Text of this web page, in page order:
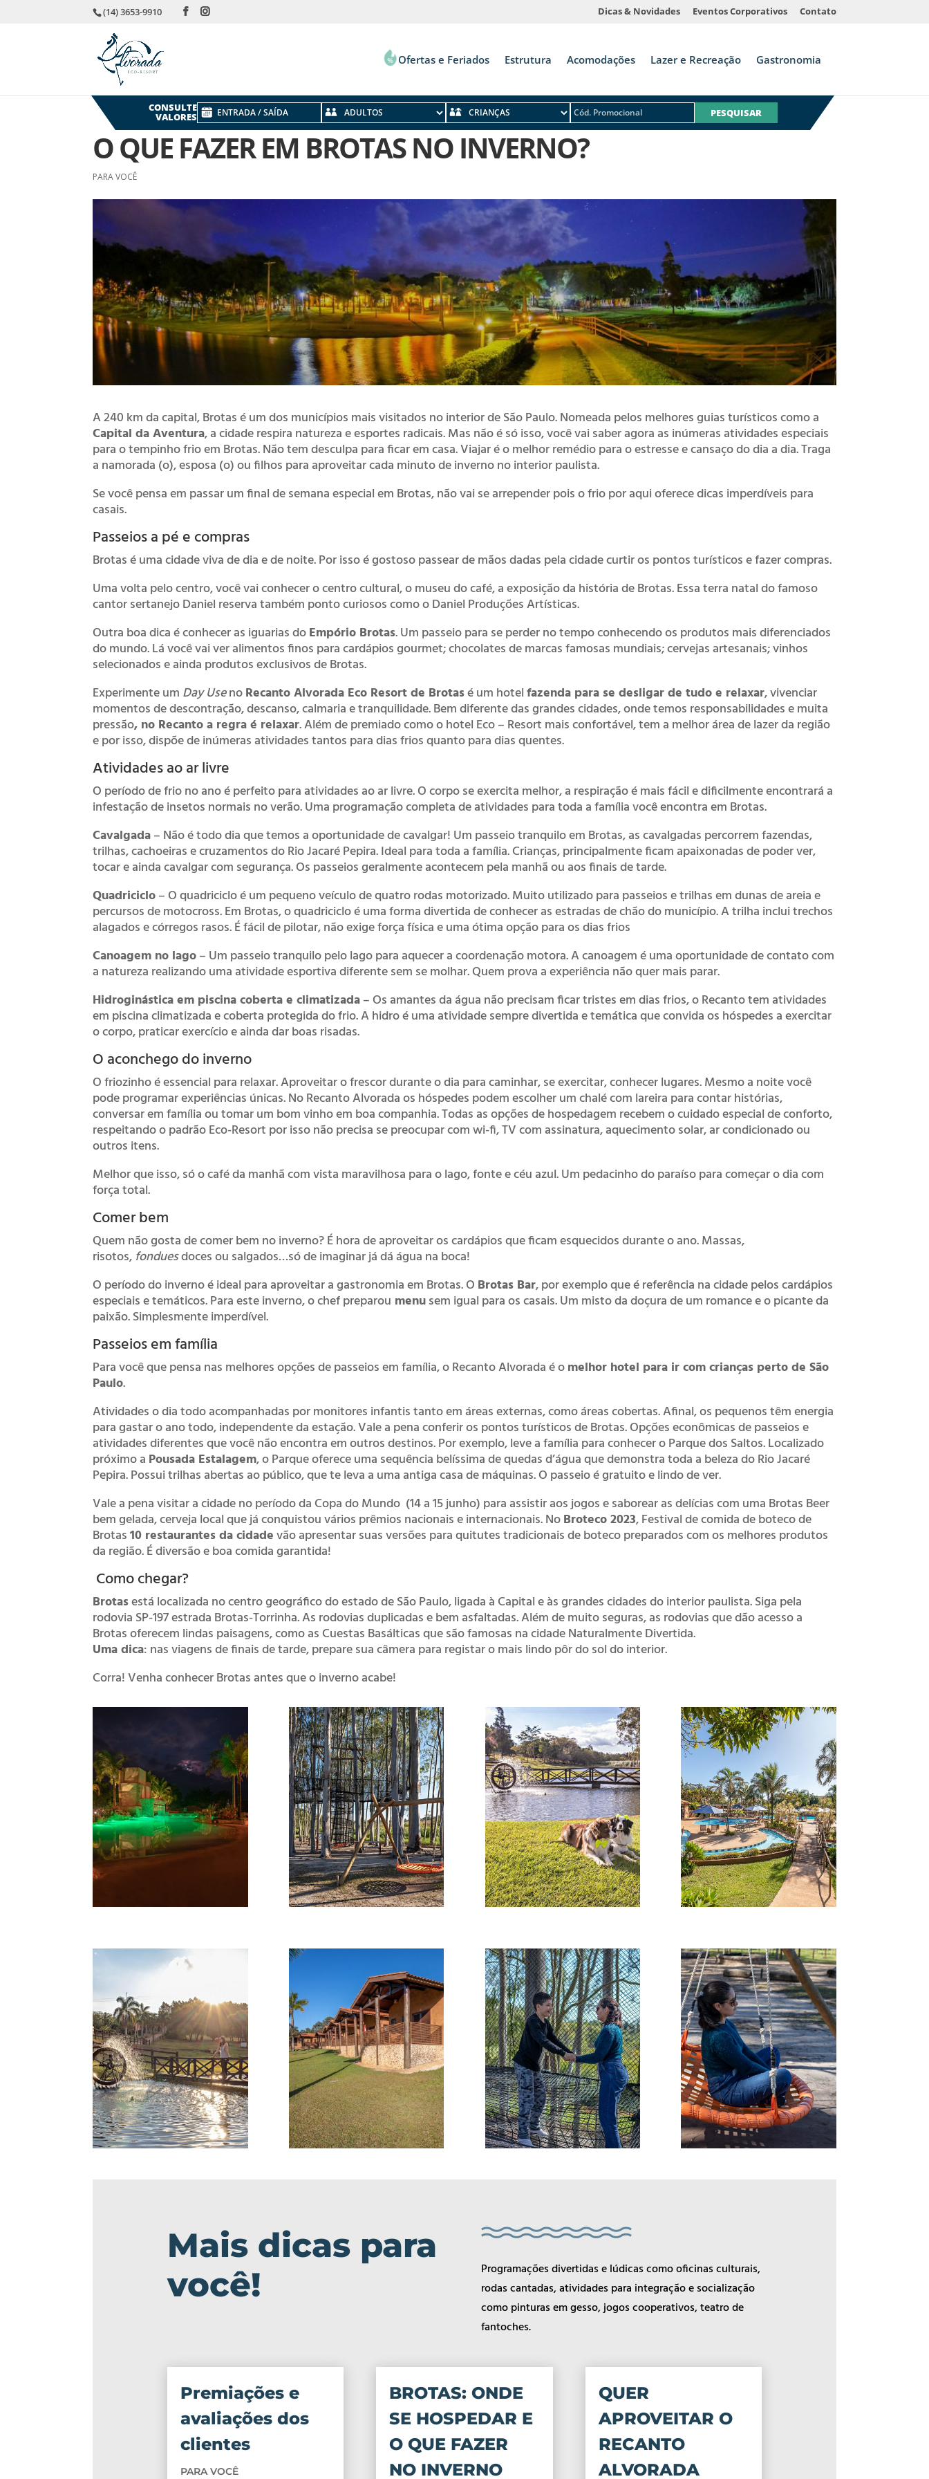
(14) 3653-9910 Dicas & Novidades Eventos Corporativos Contato
% Ofertas e Feriados Estrutura Acomodações Lazer e Recreação Gastronomia
CONSULTE
VALORES
O QUE FAZER EM BROTAS NO INVERNO?
PARA VOCÊ
A 240 km da capital, Brotas é um dos municípios mais visitados no interior de São Paulo. Nomeada pelos melhores guias turísticos como a
Capital da Aventura, a cidade respira natureza e esportes radicais. Mas não é só isso, você vai saber agora as inúmeras atividades especiais
para o tempinho frio em Brotas. Não tem desculpa para ficar em casa. Viajar é o melhor remédio para o estresse e cansaço do dia a dia. Traga
a namorada (o), esposa (o) ou filhos para aproveitar cada minuto de inverno no interior paulista.
Se você pensa em passar um final de semana especial em Brotas, não vai se arrepender pois o frio por aqui oferece dicas imperdíveis para
casais.
Passeios a pé e compras
Brotas é uma cidade viva de dia e de noite. Por isso é gostoso passear de mãos dadas pela cidade curtir os pontos turísticos e fazer compras.
Uma volta pelo centro, você vai conhecer o centro cultural, o museu do café, a exposição da história de Brotas. Essa terra natal do famoso
cantor sertanejo Daniel reserva também ponto curiosos como o Daniel Produções Artísticas.
Outra boa dica é conhecer as iguarias doEmpório Brotas. Um passeio para se perder no tempo conhecendo os produtos mais diferenciados
do mundo. Lá você vai ver alimentos finos para cardápios gourmet; chocolates de marcas famosas mundiais; cervejas artesanais; vinhos
selecionados e ainda produtos exclusivos de Brotas.
Experimente um Day UsenoRecanto Alvorada Eco Resort de Brotasé um hotelfazenda para se desligar de tudo e relaxar, vivenciar
momentos de descontração, descanso, calmaria e tranquilidade. Bem diferente das grandes cidades, onde temos responsabilidades e muita
pressão, no Recanto a regra é relaxar. Além de premiado como o hotel Eco – Resort mais confortável, tem a melhor área de lazer da região
e por isso, dispõe de inúmeras atividades tantos para dias frios quanto para dias quentes.
Atividades ao ar livre
O período de frio no ano é perfeito para atividades ao ar livre. O corpo se exercita melhor, a respiração é mais fácil e dificilmente encontrará a
infestação de insetos normais no verão. Uma programação completa de atividades para toda a família você encontra em Brotas.
Cavalgada– Não é todo dia que temos a oportunidade de cavalgar! Um passeio tranquilo em Brotas, as cavalgadas percorrem fazendas,
trilhas, cachoeiras e cruzamentos do Rio Jacaré Pepira. Ideal para toda a família. Crianças, principalmente ficam apaixonadas de poder ver,
tocar e ainda cavalgar com segurança. Os passeios geralmente acontecem pela manhã ou aos finais de tarde.
Quadriciclo– O quadriciclo é um pequeno veículo de quatro rodas motorizado. Muito utilizado para passeios e trilhas em dunas de areia e
percursos de motocross. Em Brotas, o quadriciclo é uma forma divertida de conhecer as estradas de chão do município. A trilha inclui trechos
alagados e córregos rasos. É fácil de pilotar, não exige força física e uma ótima opção para os dias frios
Canoagem no lago– Um passeio tranquilo pelo lago para aquecer a coordenação motora. A canoagem é uma oportunidade de contato com
a natureza realizando uma atividade esportiva diferente sem se molhar. Quem prova a experiência não quer mais parar.
Hidroginástica em piscina coberta e climatizada– Os amantes da água não precisam ficar tristes em dias frios, o Recanto tem atividades
em piscina climatizada e coberta protegida do frio. A hidro é uma atividade sempre divertida e temática que convida os hóspedes a exercitar
o corpo, praticar exercício e ainda dar boas risadas.
O aconchego do inverno
O friozinho é essencial para relaxar. Aproveitar o frescor durante o dia para caminhar, se exercitar, conhecer lugares. Mesmo a noite você
pode programar experiências únicas. No Recanto Alvorada os hóspedes podem escolher um chalé com lareira para contar histórias,
conversar em família ou tomar um bom vinho em boa companhia. Todas as opções de hospedagem recebem o cuidado especial de conforto,
respeitando o padrão Eco-Resort por isso não precisa se preocupar com wi-fi, TV com assinatura, aquecimento solar, ar condicionado ou
outros itens.
Melhor que isso, só o café da manhã com vista maravilhosa para o lago, fonte e céu azul. Um pedacinho do paraíso para começar o dia com
força total.
Comer bem
Quem não gosta de comer bem no inverno? É hora de aproveitar os cardápios que ficam esquecidos durante o ano. Massas,
risotos, fonduesdoces ou salgados…só de imaginar já dá água na boca!
O período do inverno é ideal para aproveitar a gastronomia em Brotas. O Brotas Bar, por exemplo que é referência na cidade pelos cardápios
especiais e temáticos. Para este inverno, o chef preparou menusem igual para os casais. Um misto da doçura de um romance e o picante da
paixão. Simplesmente imperdível.
Passeios em família
Para você que pensa nas melhores opções de passeios em família, o Recanto Alvorada é omelhor hotel para ir com crianças perto de São
Paulo.
Atividades o dia todo acompanhadas por monitores infantis tanto em áreas externas, como áreas cobertas. Afinal, os pequenos têm energia
para gastar o ano todo, independente da estação. Vale a pena conferir os pontos turísticos de Brotas. Opções econômicas de passeios e
atividades diferentes que você não encontra em outros destinos. Por exemplo, leve a família para conhecer o Parque dos Saltos. Localizado
próximo a Pousada Estalagem, o Parque oferece uma sequência belíssima de quedas d’água que demonstra toda a beleza do Rio Jacaré
Pepira. Possui trilhas abertas ao público, que te leva a uma antiga casa de máquinas. O passeio é gratuito e lindo de ver.
Vale a pena visitar a cidade no período da Copa do Mundo (14 a 15 junho) para assistir aos jogos e saborear as delícias com uma Brotas Beer
bem gelada, cerveja local que já conquistou vários prêmios nacionais e internacionais. NoBroteco 2023, Festival de comida de boteco de
Brotas10 restaurantes da cidadevão apresentar suas versões para quitutes tradicionais de boteco preparados com os melhores produtos
da região. É diversão e boa comida garantida!
Como chegar?
Brotasestá localizada no centro geográfico do estado de São Paulo, ligada à Capital e às grandes cidades do interior paulista. Siga pela
rodovia SP-197 estrada Brotas-Torrinha. As rodovias duplicadas e bem asfaltadas. Além de muito seguras, as rodovias que dão acesso a
Brotas oferecem lindas paisagens, como as Cuestas Basálticas que são famosas na cidade Naturalmente Divertida.
Uma dica: nas viagens de finais de tarde, prepare sua câmera para registar o mais lindo pôr do sol do interior.
Corra! Venha conhecer Brotas antes que o inverno acabe!
Mais dicas para
você!
Programações divertidas e lúdicas como oficinas culturais,
rodas cantadas, atividades para integração e socialização
como pinturas em gesso, jogos cooperativos, teatro de
fantoches.
Premiações e
avaliações dos
clientes
PARA VOCÊ
BROTAS: ONDE
SE HOSPEDAR E
O QUE FAZER
NO INVERNO
QUER
APROVEITAR O
RECANTO
ALVORADA